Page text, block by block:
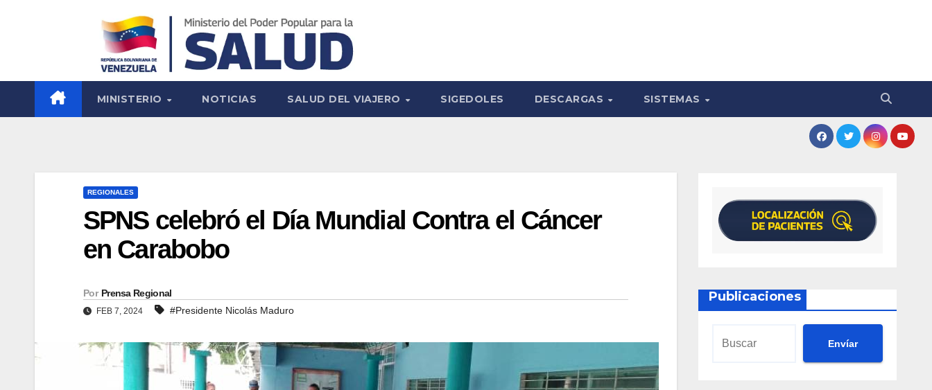
MINISTERIO NOTICIAS SALUD DEL VIAJERO SIGEDOLES DESCARGAS SISTEMAS
REGIONALES
SPNS celebró el Día Mundial Contra el Cáncer
en Carabobo
Por Prensa Regional
FEB 7, 2024 #Presidente Nicolás Maduro
Publicaciones
Envíar